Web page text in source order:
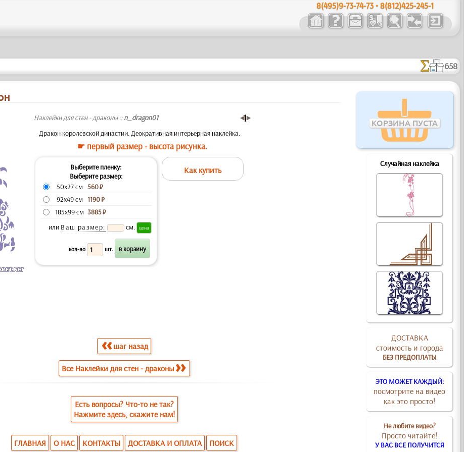
8(495)9-73-74-73 • 8(812)425-245-1
658
КОРЗИНА ПУСТА
Случайная наклейка
ДОСТАВКА
стоимость и города
БЕЗ ПРЕДОПЛАТЫ
ЭТО МОЖЕТ КАЖДЫЙ:
посмотрите на видео
как это просто!
Не любите видео?
Просто читайте!
У ВАС ВСЕ ПОЛУЧИТСЯ
Наклейки для стен - драконы ::n_dragon01
Дракон королевской династии. Деокративная интерьерная наклейка.
☛ первый размер - высота рисунка.
Выберите пленку:
Выберите размер:
50x27 см 560₽
92x49 см
1190₽
185x99 см 3885₽
или Ваш размер: см.
кол-во шт.
Как купить
шаг назад
Все Наклейки для стен - драконы
Есть вопросы? Что-то не так?
Нажмите здесь, скажите нам!
ГЛАВНАЯ О НАС КОНТАКТЫ ДОСТАВКА И ОПЛАТА ПОИСК